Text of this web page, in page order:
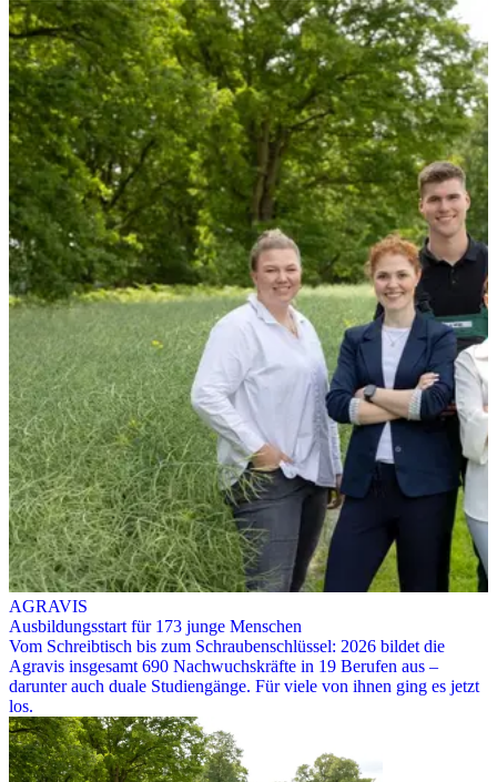
AGRAVIS
Ausbildungsstart für 173 junge Menschen
Vom Schreibtisch bis zum Schraubenschlüssel: 2026 bildet die
Agravis insgesamt 690 Nachwuchskräfte in 19 Berufen aus –
darunter auch duale Studiengänge. Für viele von ihnen ging es jetzt
los.